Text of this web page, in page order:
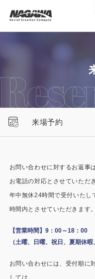
お問
営業時
HOME
ニュース一覧
来場予約
お問い合わせに対するお返事
お電話の対応とさせていただ
年中無休24時間で受付いたし
時間内とさせていただきます。
【営業時間】9：00～18：00
（土曜、日曜、祝日、夏期休暇
お問い合わせには、受付順に
しては、